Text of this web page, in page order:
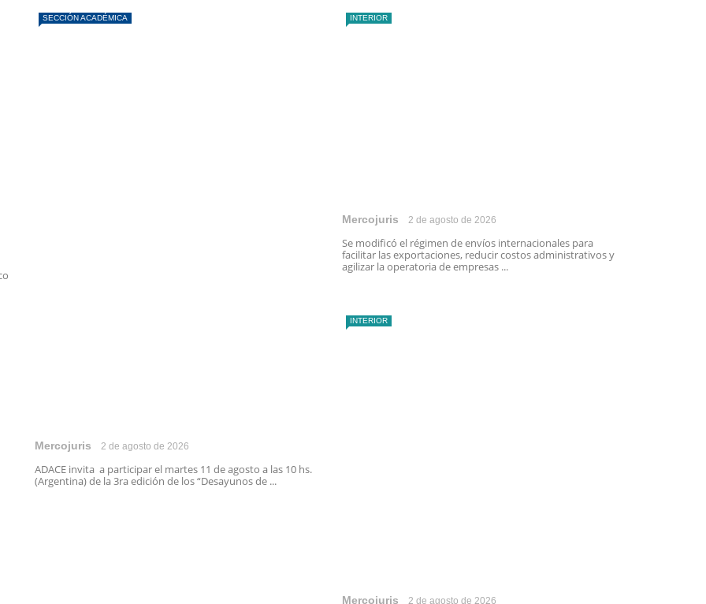
SECCIÓN ACADÉMICA
Mercojuris 2 de agosto de 2026
ADACE invita a participar el martes 11 de agosto a las 10 hs.
(Argentina) de la 3ra edición de los “Desayunos de ...
INTERIOR
Mercojuris 2 de agosto de 2026
Se modificó el régimen de envíos internacionales para
facilitar las exportaciones, reducir costos administrativos y
agilizar la operatoria de empresas ...
INTERIOR
Mercojuris 2 de agosto de 2026